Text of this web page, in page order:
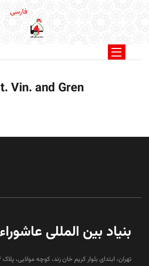
فارسی
Vin. and Gren.
بنیاد بین المللی عاشوراء
تهران، ابتدای بلوار کریم خان زند، کوچه مولایی، پلاک 4